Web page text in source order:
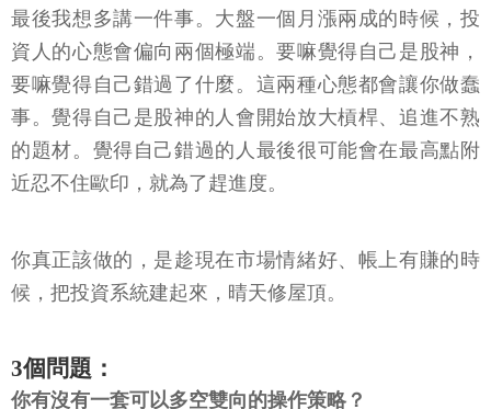
最後我想多講一件事。大盤一個月漲兩成的時候，投
資人的心態會偏向兩個極端。要嘛覺得自己是股神，
要嘛覺得自己錯過了什麼。這兩種心態都會讓你做蠢
事。覺得自己是股神的人會開始放大槓桿、追進不熟
的題材。覺得自己錯過的人最後很可能會在最高點附
近忍不住歐印，就為了趕進度。
你真正該做的，是趁現在市場情緒好、帳上有賺的時
候，把投資系統建起來，晴天修屋頂。
3個問題：
你有沒有一套可以多空雙向的操作策略？